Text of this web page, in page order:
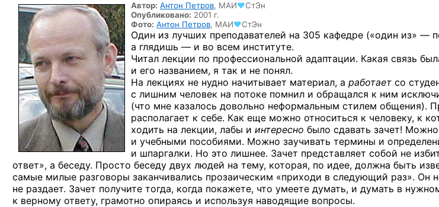
Автор: Антон Петров, МАИ♥СтЭн
Опубликовано: 2001 г.
Фото: Антон Петров, МАИ♥СтЭн
Один из лучших преподавателей на 305 кафедре («один из» —
а глядишь — и во всем институте.
Читал лекции по профессиональной адаптации. Какая связь
и его названием, я так и не понял.
На лекциях не нудно начитывает материал, а работает со
с лишним человек на потоке помнил и обращался к ним
(что мне казалось довольно неформальным стилем общения).
располагает к себе. Как еще можно относиться к человеку, к
ходить на лекции, лабы и интересно было сдавать зачет!
и учебными пособиями. Можно заучивать термины и
и шпаргалки. Но это лишнее. Зачет представляет собой не
ответ», а беседу. Просто беседу двух людей на тему, которая, по идее, должна быть
самые милые разговоры заканчивались прозаическим «приходи в следующий раз». Он
не раздает. Зачет получите тогда, когда покажете, что умеете думать, и думать в
к верному ответу, грамотно опираясь и используя наводящие вопросы.